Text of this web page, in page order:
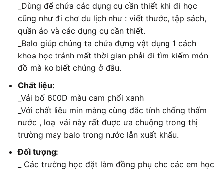
_Dùng để chứa các dụng cụ cần thiết khi đi học
cũng như đi chơ du lịch như : viết thước, tập sách,
quần áo và các dụng cụ cần thiết.
_Balo giúp chúng ta chứa đựng vật dụng 1 cách
khoa học tránh mất thời gian phải đi tìm kiếm món
đồ mà ko biết chúng ở đâu.
Chất liệu:
_Vải bố 600D màu cam phối xanh
_Với chất liệu mịn màng cùng đặc tính chống thấm
nước , loại vải này rất được ưa chuộng trong thị
trường may balo trong nước lẫn xuất khẩu.
Đối tượng:
_ Các trường học đặt làm đồng phụ cho các em học